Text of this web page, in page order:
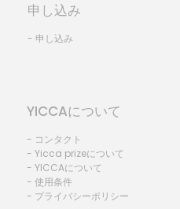
申し込み
- 申し込み
YICCAについて
- コンタクト
- Yicca prizeについて
- YICCAについて
- 使用条件
- プライバシーポリシー